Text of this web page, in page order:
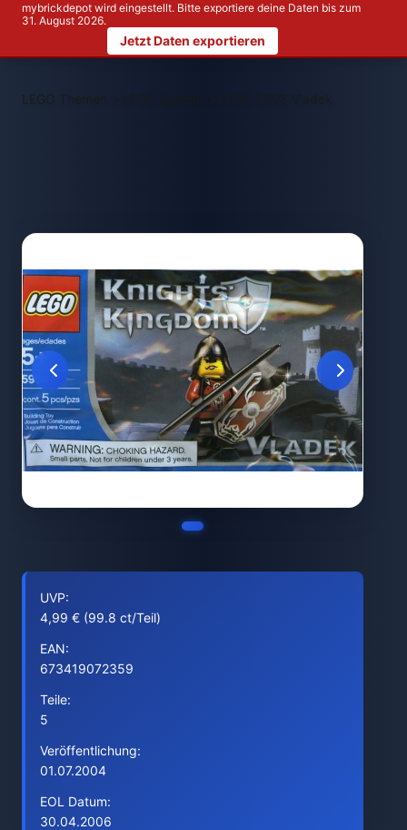
mybrickdepot wird eingestellt. Bitte exportiere deine Daten bis zum
31. August 2026.
Jetzt Daten exportieren
LEGO Themen > LEGO 5998 Vladek
UVP:
4,99 € (99.8 ct/Teil)
EAN:
673419072359
Teile:
5
Veröffentlichung:
01.07.2004
EOL Datum:
30.04.2006